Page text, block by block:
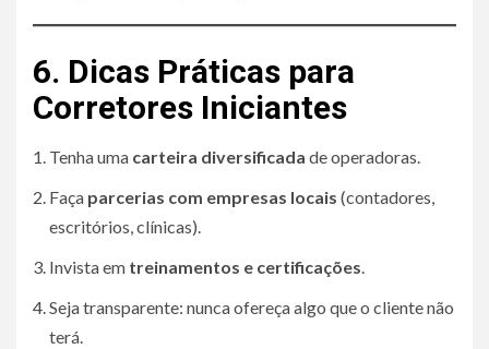
6. Dicas Práticas para
Corretores Iniciantes
Tenha uma carteira diversificada de operadoras.
Faça parcerias com empresas locais (contadores,
escritórios, clínicas).
Invista em treinamentos e certificações.
Seja transparente: nunca ofereça algo que o cliente não
terá.